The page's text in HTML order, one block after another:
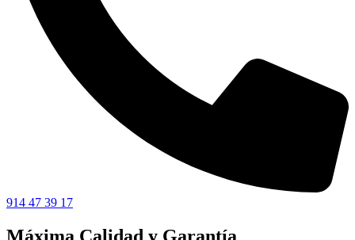
914 47 39 17